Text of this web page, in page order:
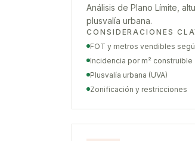
Análisis de Plano Límite,
plusvalía urbana.
CONSIDERACIONES
FOT y metros vendibles
Incidencia por m² construible
Plusvalía urbana (UVA)
Zonificación y restricciones